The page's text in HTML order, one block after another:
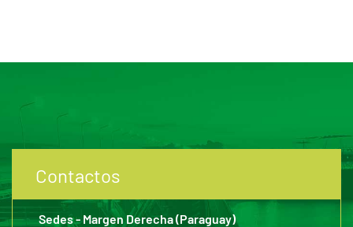
Contactos
Sedes - Margen Derecha (Paraguay)